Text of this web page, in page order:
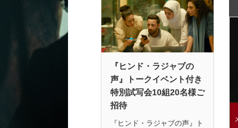
『ヒンド・ラジャブの
声』トークイベント付き
特別試写会10組20名様ご
招待
『ヒンド・ラジャブの声』ト